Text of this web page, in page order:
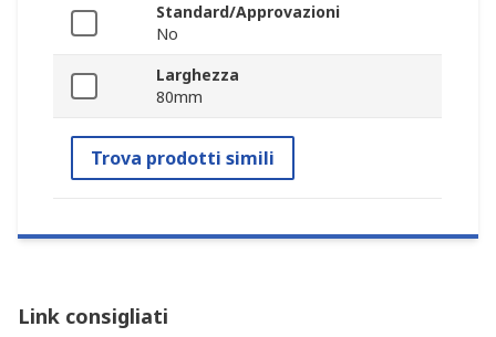
Standard/Approvazioni
No
Larghezza
80mm
Trova prodotti simili
Link consigliati